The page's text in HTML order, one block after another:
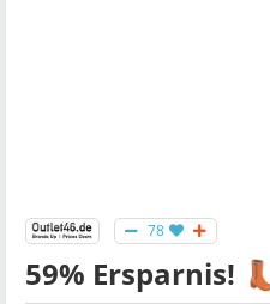
78
59% Ersparnis!